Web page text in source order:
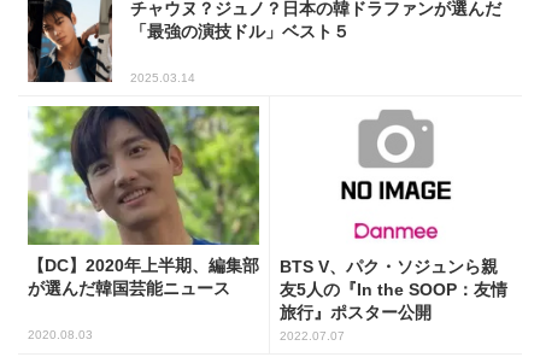
チャウヌ？ジュノ？日本の韓ドラファンが選んだ
「最強の演技ドル」ベスト５
2025.03.14
【DC】2020年上半期、編集部
が選んだ韓国芸能ニュース
2020.08.03
BTS V、パク・ソジュンら親
友5人の『In the SOOP：友情
旅行』ポスター公開
2022.07.07